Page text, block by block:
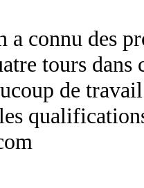
connu des
tours dans
de